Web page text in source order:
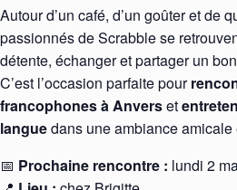
Autour d’un café, d’un goûter et de
passionnés de Scrabble se
détente, échanger et partager un
C’est l’occasion parfaite pour
francophones à Anverset
languedans une ambiance
📅 Prochaine rencontre : lundi 2